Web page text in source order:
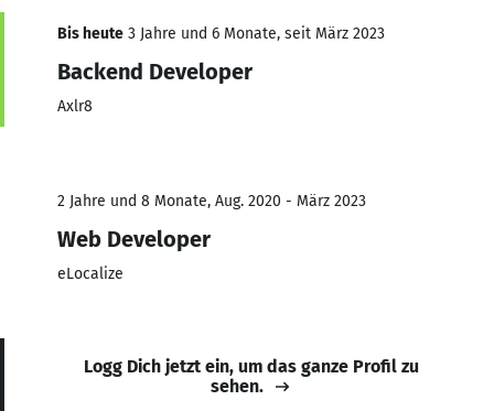
Bis heute 3 Jahre und 6 Monate, seit März 2023
Backend Developer
Axlr8
2 Jahre und 8 Monate, Aug. 2020 - März 2023
Web Developer
eLocalize
Logg Dich jetzt ein, um das ganze Profil zu
sehen.